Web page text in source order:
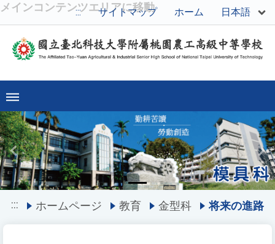
メインコンテンツエリアに移動
::: サイトマップ ホーム 日本語
Previous
::: ホームページ 教育 金型科 将来の進路